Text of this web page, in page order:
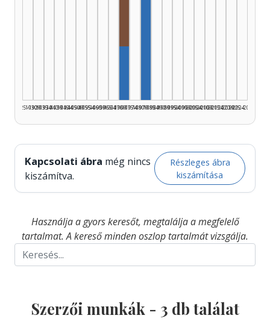
1925–1929
1930–1934
1935–1939
1940–1944
1945–1949
1950–1954
1955–1959
1960–1964
1965–1969
1970–1974
1975–1979
1980–1984
1985–1989
1990–1994
1995–1999
2000–2004
2005–2009
2010–2014
2015–2019
2020–2024
2025–2026
Kapcsolati ábra még nincs
kiszámítva.
Részleges ábra
kiszámítása
Használja a gyors keresőt, megtalálja a megfelelő
tartalmat. A kereső minden oszlop tartalmát vizsgálja.
Szerzői munkák - 3 db találat